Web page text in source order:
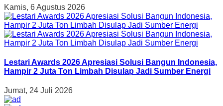
Kamis, 6 Agustus 2026
Lestari Awards 2026 Apresiasi Solusi Bangun Indonesia,
Hampir 2 Juta Ton Limbah Disulap Jadi Sumber Energi
Jumat, 24 Juli 2026